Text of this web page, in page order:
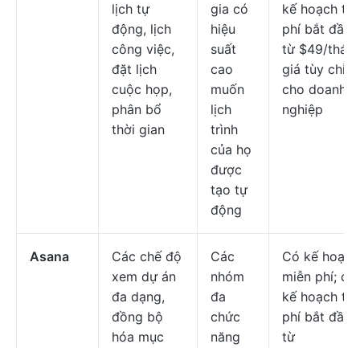
lịch tự
động, lịch
công việc,
đặt lịch
cuộc họp,
phân bổ
thời gian
gia có
hiệu
suất
cao
muốn
lịch
trình
của họ
được
tạo tự
động
kế hoạch trả
phí bắt đầu
từ $49/
giá tùy chỉnh
cho doanh
nghiệp
Asana
Các chế độ
xem dự án
đa dạng,
đồng bộ
hóa mục
Các
nhóm
đa
chức
năng
Có kế hoạch
miễn phí;
kế hoạch trả
phí bắt đầu
từ